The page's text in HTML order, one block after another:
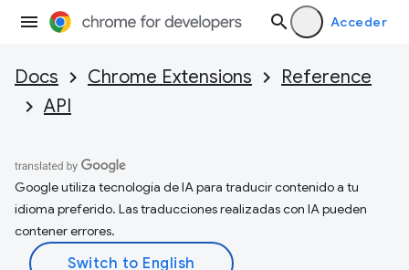
Acceder
Docs Chrome Extensions
Reference
API
Google utiliza tecnología de IA para traducir contenido a tu
idioma preferido. Las traducciones realizadas con IA pueden
contener errores.